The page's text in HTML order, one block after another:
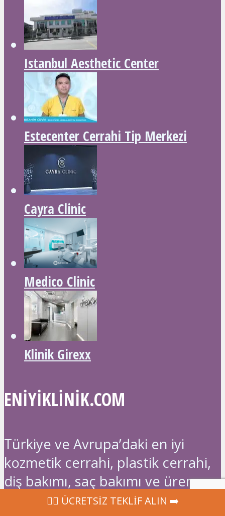
Istanbul Aesthetic Center
Estecenter Cerrahi Tip Merkezi
Cayra Clinic
Medico Clinic
Klinik Girexx
ENIYIKLINIK.COM
Türkiye ve Avrupa’daki en iyi
kozmetik cerrahi, plastik cerrahi,
diş bakımı, saç bakımı ve üreme
tıbbı kliniklerini en iyi fiyata
‍👩‍⚕ ÜCRETSİZ TEKLİF ALIN ➡️